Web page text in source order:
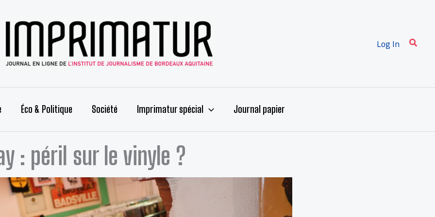
Log In
Éco & Politique Société Imprimatur spécial Journal papier
: péril sur le vinyle ?